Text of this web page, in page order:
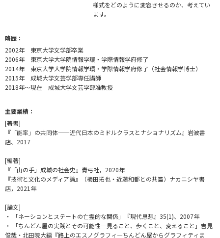
様式をどのように変容させるのか、考えてい
ます。
略歴：
2002年 東京大学文学部卒業
2006年 東京大学大学院情報学環・学際情報学府修了
2014年 東京大学大学院情報学環・学際情報学府修了（社会情報学博士）
2015年 成城大学文芸学部専任講師
2018年～現在 成城大学文芸学部准教授
主要業績：
[著書]
『「能率」の共同体——近代日本のミドルクラスとナショナリズム』岩波書
店、2017
[編著]
『「山の手」成城の社会史』青弓社，2020年
『技術と文化のメディア論』（梅田拓也・近藤和都との共篇）ナカニシヤ書
店，2021年
[論文]
・ 「ネーションとステートの亡霊的な関係」『現代思想』35(1)、2007年
・ 「ちんどん屋の実践とその可能性—見ること、歩くこと、変えること」吉見
俊哉・北田暁大編『路上のエスノグラフィ—ちんどん屋からグラフィティま